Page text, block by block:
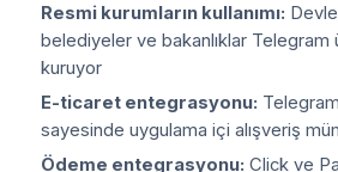
Resmi kurumların kullanımı:
belediyeler ve bakanlıklar Telegram
kuruyor
E-ticaret entegrasyonu:
sayesinde uygulama içi alışveriş
Ödeme entegrasyonu: Click ve